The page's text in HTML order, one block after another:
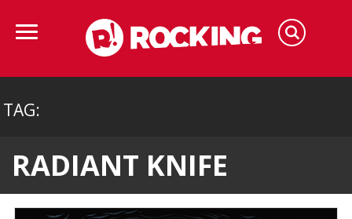
TAG:
RADIANT KNIFE